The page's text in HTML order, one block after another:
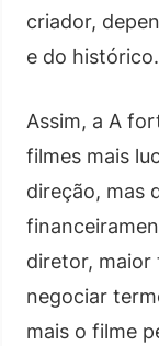
criador,
e do histórico.
Assim, a A
filmes mais
direção, mas
diretor, maior
negociar
mais o filme